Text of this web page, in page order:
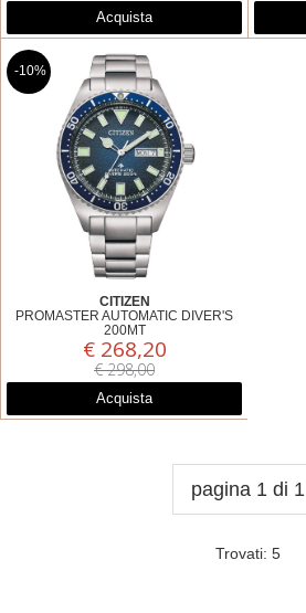
Acquista
-10%
CITIZEN
PROMASTER AUTOMATIC DIVER'S
200MT
NY0129-58L
€ 268,20
€ 298,00
Acquista
pagina 1 di 1
Trovati: 5